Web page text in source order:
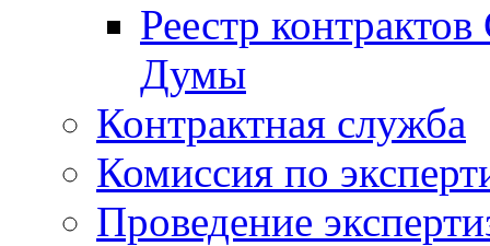
Реестр
Думы
Контрактная служба
Комиссия по
Проведение